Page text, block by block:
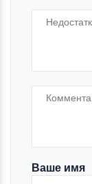
Ваше имя